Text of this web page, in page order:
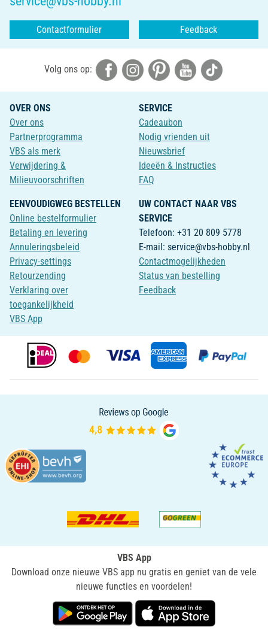
Contactformulier Feedback
Volg ons op:
OVER ONS
Over ons
Partnerprogramma
VBS als merk
Verwijdering &
Milieuvoorschriften
SERVICE
Cadeaubon
Nodig vrienden uit
Nieuwsbrief
Ideeën & Instructies
FAQ
EENVOUDIGWEG BESTELLEN
Online bestelformulier
Betaling en levering
Annuleringsbeleid
Privacy-settings
Retourzending
Verklaring over
toegankelijkheid
VBS App
UW CONTACT NAAR VBS
SERVICE
Telefoon: +31 20 809 5778
E-mail: service@vbs-hobby.nl
Contactmogelijkheden
Status van bestelling
Feedback
VBS App
Download onze nieuwe VBS app nu gratis en geniet van de vele
nieuwe functies en voordelen!